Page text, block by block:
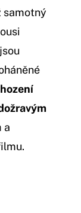
samotný
a